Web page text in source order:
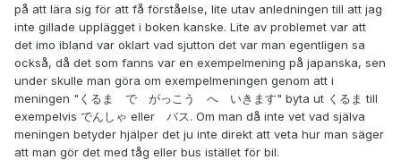
på att lära sig för att få förståelse, lite utav anledningen till att jag
inte gillade upplägget i boken kanske. Lite av problemet var att
det imo ibland var oklart vad sjutton det var man egentligen sa
också, då det som fanns var en exempelmening på japanska, sen
under skulle man göra om exempelmeningen genom att i
meningen "くるま で がっこう へ いきます" byta ut くるま till
exempelvis でんしゃ eller バス. Om man då inte vet vad själva
meningen betyder hjälper det ju inte direkt att veta hur man säger
att man gör det med tåg eller bus istället för bil.